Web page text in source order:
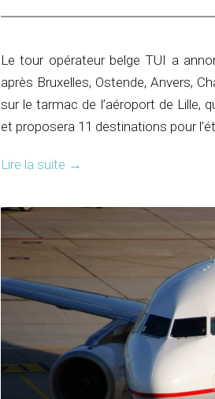
Le tour opérateur belge TUI a
après Bruxelles, Ostende, Anvers,
sur le tarmac de l’aéroport de Lille,
et proposera 11 destinations pour
Lire la suite →